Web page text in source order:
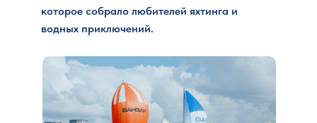
которое собрало любителей яхтинга и
водных приключений.